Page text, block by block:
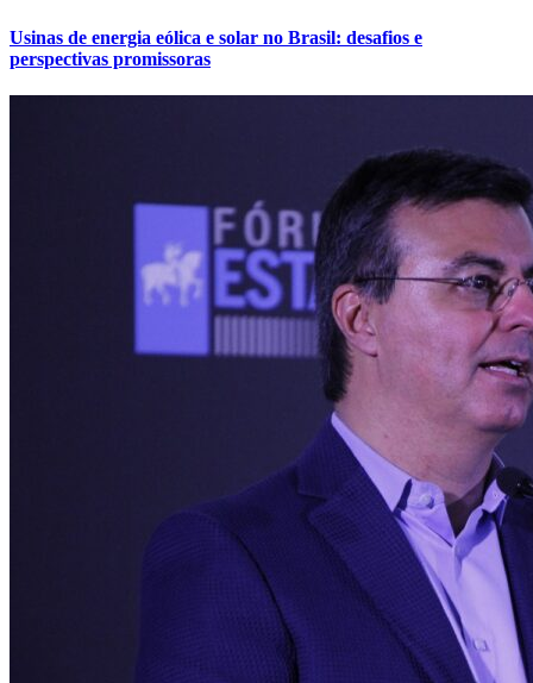
Usinas de energia eólica e solar no Brasil: desafios e
perspectivas promissoras